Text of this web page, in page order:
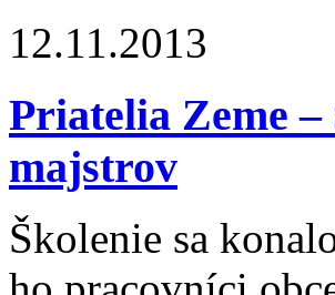
12.11.2013
Priatelia Zeme
majstrov
Školenie sa